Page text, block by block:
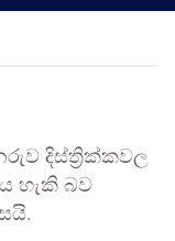
දිස්ත්‍රික්කවල
හැකි බව